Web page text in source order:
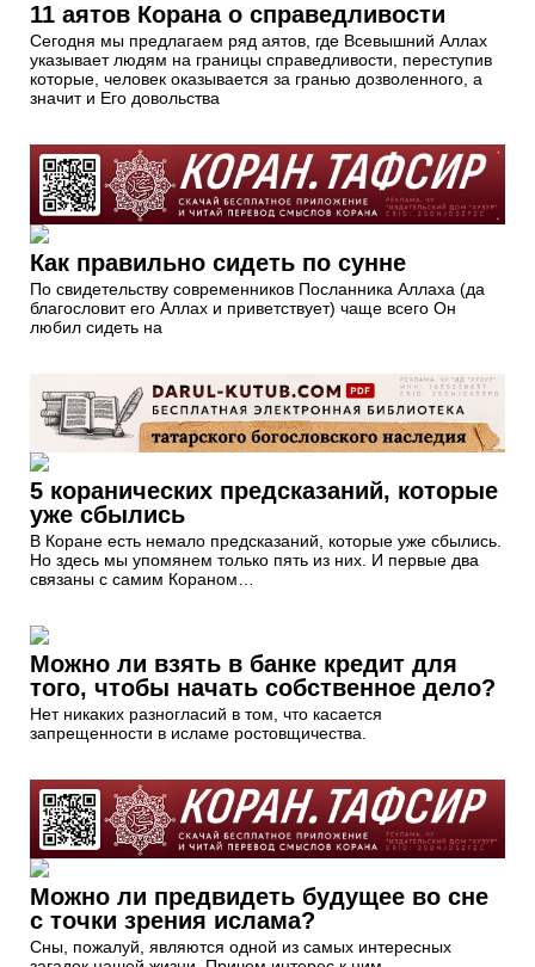
11 аятов Корана о справедливости
Сегодня мы предлагаем ряд аятов, где Всевышний Аллах
указывает людям на границы справедливости, переступив
которые, человек оказывается за гранью дозволенного, а
значит и Его довольства
Как правильно сидеть по сунне
По свидетельству современников Посланника Аллаха (да
благословит его Аллах и приветствует) чаще всего Он
любил сидеть на
5 коранических предсказаний, которые
уже сбылись
В Коране есть немало предсказаний, которые уже сбылись.
Но здесь мы упомянем только пять из них. И первые два
связаны с самим Кораном…
Можно ли взять в банке кредит для
того, чтобы начать собственное дело?
Нет никаких разногласий в том, что касается
запрещенности в исламе ростовщичества.
Можно ли предвидеть будущее во сне
с точки зрения ислама?
Сны, пожалуй, являются одной из самых интересных